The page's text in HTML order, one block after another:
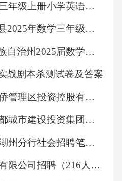
快递业务流程，熟悉
地址错误等问题。
为中心，提供热情周
护客户权益。
，认真负责，确保快
2026年秋季学期三年级上册小学英语（人教精通版三起）教学计划含教学进度表
齐齐哈尔市富裕县2025年数学三年级下学期期末学业质量监测试题含答案解析
黔东南南苗族侗族自治州2025届数学四下期中考试模拟试题（含答案解析）
战剧本杀测试卷及答案
2025广东汕尾华侨管理区投资控股有限公司人员招聘1人笔试历年常考点试题专练附带答案详解
2025广东广州花都城市建设投资集团有限公司招聘广州花都城投汇鑫运营管理有限公司经理1人笔试历年典型考点题库附带答案详解
2025年浙商银行湖州分行社会招聘笔试历年典型考题及考点剖析附带答案详解
2025年水发集团有限公司招聘（216人）笔试历年备考题库附带答案详解